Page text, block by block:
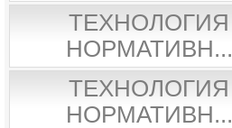
ТЕХНОЛОГИЯ
НОРМАТИВН...
ТЕХНОЛОГИЯ
НОРМАТИВН...